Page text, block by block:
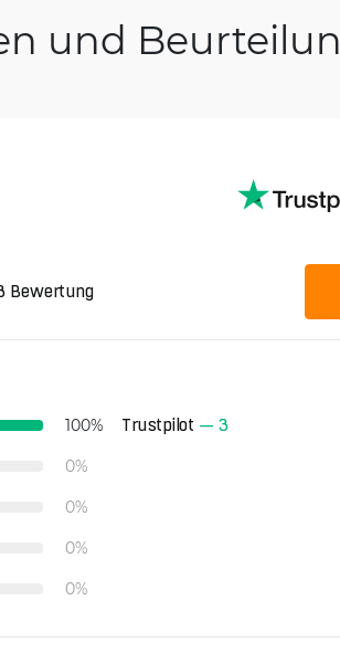
und
Bewertung
100% Trustpilot — 3
0%
0%
0%
0%